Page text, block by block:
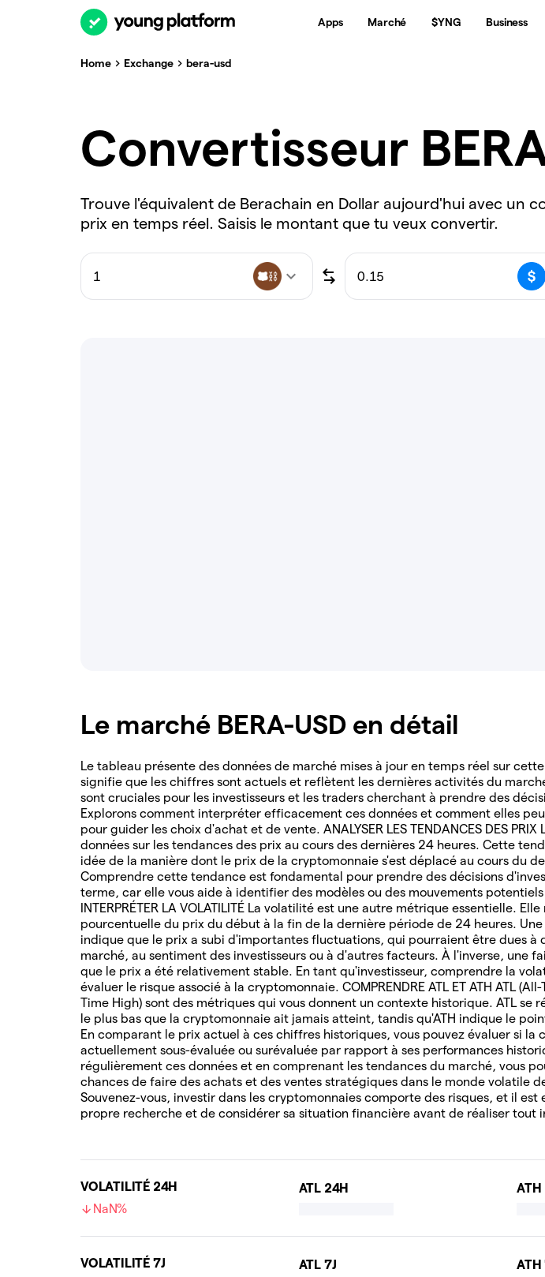
Apps Marché $YNG Business
Home Exchange bera-usd
Convertisseur
Trouve l'équivalent de Berachain en Dollar aujourd'hui avec un
prix en temps réel. Saisis le montant que tu veux convertir.
Le marché BERA-USD en détail
Le tableau présente des données de marché mises à jour en temps réel sur
signifie que les chiffres sont actuels et reflètent les dernières activités du
sont cruciales pour les investisseurs et les traders cherchant à prendre des
Explorons comment interpréter efficacement ces données et comment elles
pour guider les choix d'achat et de vente. ANALYSER LES TENDANCES DES
données sur les tendances des prix au cours des dernières 24 heures. Cette
idée de la manière dont le prix de la cryptomonnaie s'est déplacé au cours du
Comprendre cette tendance est fondamental pour prendre des décisions
terme, car elle vous aide à identifier des modèles ou des mouvements
INTERPRÉTER LA VOLATILITÉ La volatilité est une autre métrique essentielle.
pourcentuelle du prix du début à la fin de la dernière période de 24 heures.
indique que le prix a subi d'importantes fluctuations, qui pourraient être dues à
marché, au sentiment des investisseurs ou à d'autres facteurs. À l'inverse, une
que le prix a été relativement stable. En tant qu'investisseur, comprendre la
évaluer le risque associé à la cryptomonnaie. COMPRENDRE ATL ET ATH ATL
Time High) sont des métriques qui vous donnent un contexte historique. ATL se
le plus bas que la cryptomonnaie ait jamais atteint, tandis qu'ATH indique le
En comparant le prix actuel à ces chiffres historiques, vous pouvez évaluer si la
actuellement sous-évaluée ou surévaluée par rapport à ses performances
régulièrement ces données et en comprenant les tendances du marché, vous
chances de faire des achats et des ventes stratégiques dans le monde volatile
Souvenez-vous, investir dans les cryptomonnaies comporte des risques, et il est
propre recherche et de considérer sa situation financière avant de réaliser tout
VOLATILITÉ 24H
NaN%
ATL 24H ATH
VOLATILITÉ 7J
ATL 7J ATH